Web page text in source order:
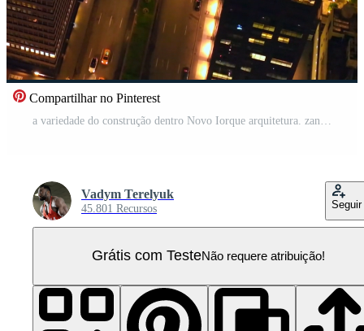
Compartilhar no Pinterest
Vadym Terelyuk
45.801 Recursos Seguir
Grátis com TesteNão requere atribuição!